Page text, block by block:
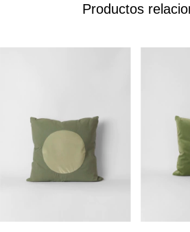
Productos